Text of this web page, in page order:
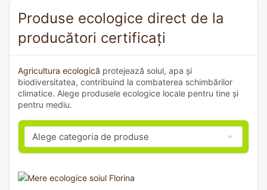
Produse ecologice direct de la
producători certificați
Agricultura ecologică protejează solul, apa și
biodiversitatea, contribuind la combaterea schimbărilor
climatice. Alege produsele ecologice locale pentru tine și
pentru mediu.